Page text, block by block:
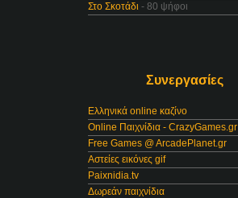
Στο Σκοτάδι - 80 ψήφοι
Συνεργασίες
Ελληνικά online καζίνο
Online Παιχνίδια - CrazyGames.gr
Free Games @ ArcadePlanet.gr
Αστείες εικόνες gif
Paixnidia.tv
Δωρεάν παιχνίδια